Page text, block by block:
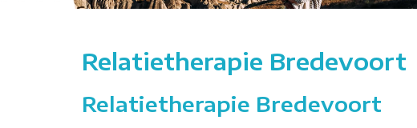
Relatietherapie Bredevoort
Relatietherapie Bredevoort